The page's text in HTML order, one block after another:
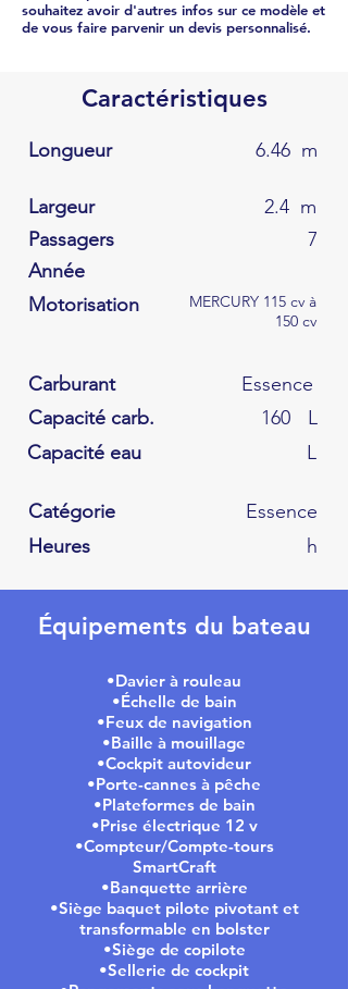
souhaitez avoir d'autres infos sur ce modèle et
de vous faire parvenir un devis personnalisé.
Caractéristiques
Longueur 6.46 m
Largeur 2.4 m
Passagers
7
Année
Motorisation
MERCURY 115 cv à
150 cv
Carburant
Essence
Capacité carb.
160
L
Capacité eau
L
Catégorie
Essence
Heures
h
Équipements du bateau
•Davier à rouleau
•Échelle de bain
•Feux de navigation
•Baille à mouillage
•Cockpit autovideur
•Porte-cannes à pêche
•Plateformes de bain
•Prise électrique 12 v
•Compteur/Compte-tours
SmartCraft
•Banquette arrière
•Siège baquet pilote pivotant et
transformable en bolster
•Siège de copilote
•Sellerie de cockpit